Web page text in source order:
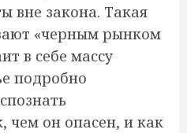
вне закона. Такая
«черным рынком
в себе массу
подробно
чем он опасен, и как